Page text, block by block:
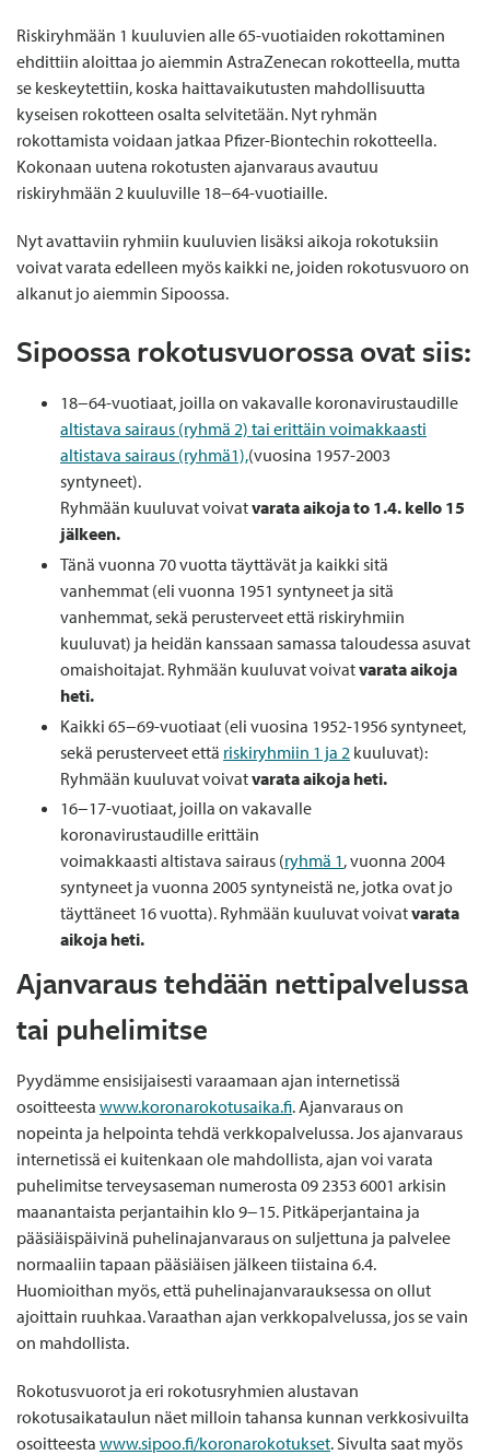
Riskiryhmään 1 kuuluvien alle 65-vuotiaiden rokottaminen
ehdittiin aloittaa jo aiemmin AstraZenecan rokotteella, mutta
se keskeytettiin, koska haittavaikutusten mahdollisuutta
kyseisen rokotteen osalta selvitetään. Nyt ryhmän
rokottamista voidaan jatkaa Pfizer-Biontechin rokotteella.
Kokonaan uutena rokotusten ajanvaraus avautuu
riskiryhmään 2 kuuluville 18−64-vuotiaille.
Nyt avattaviin ryhmiin kuuluvien lisäksi aikoja rokotuksiin
voivat varata edelleen myös kaikki ne, joiden rokotusvuoro on
alkanut jo aiemmin Sipoossa.
Sipoossa rokotusvuorossa ovat siis:
18−64-vuotiaat, joilla on vakavalle koronavirustaudille
altistava sairaus (ryhmä 2) tai erittäin voimakkaasti
altistava sairaus (ryhmä1),(vuosina 1957-2003
syntyneet).
Ryhmään kuuluvat voivatvarata aikoja to 1.4. kello 15
jälkeen.
Tänä vuonna 70 vuotta täyttävät ja kaikki sitä
vanhemmat (eli vuonna 1951 syntyneet ja sitä
vanhemmat, sekä perusterveet että riskiryhmiin
kuuluvat) ja heidän kanssaan samassa taloudessa asuvat
omaishoitajat. Ryhmään kuuluvat voivatvarata aikoja
heti.
Kaikki 65−69-vuotiaat (eli vuosina 1952-1956 syntyneet,
sekä perusterveet että riskiryhmiin 1 ja 2 kuuluvat):
Ryhmään kuuluvat voivatvarata aikoja heti.
16−17-vuotiaat, joilla on vakavalle
koronavirustaudille erittäin
voimakkaasti altistava sairaus (ryhmä 1, vuonna 2004
syntyneet ja vuonna 2005 syntyneistä ne, jotka ovat jo
täyttäneet 16 vuotta). Ryhmään kuuluvat voivatvarata
aikoja heti.
Ajanvaraus tehdään nettipalvelussa
tai puhelimitse
Pyydämme ensisijaisesti varaamaan ajan internetissä
osoitteestawww.koronarokotusaika.fi. Ajanvaraus on
nopeinta ja helpointa tehdä verkkopalvelussa. Jos ajanvaraus
internetissä ei kuitenkaan ole mahdollista, ajan voi varata
puhelimitse terveysaseman numerosta 09 2353 6001 arkisin
maanantaista perjantaihin klo 9−15. Pitkäperjantaina ja
pääsiäispäivinä puhelinajanvaraus on suljettuna ja palvelee
normaaliin tapaan pääsiäisen jälkeen tiistaina 6.4.
Huomioithan myös, että puhelinajanvarauksessa on ollut
ajoittain ruuhkaa. Varaathan ajan verkkopalvelussa, jos se vain
on mahdollista.
Rokotusvuorot ja eri rokotusryhmien alustavan
rokotusaikataulun näet milloin tahansa kunnan verkkosivuilta
osoitteestawww.sipoo.fi/koronarokotukset. Sivulta saat myös